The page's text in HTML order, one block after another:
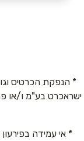
* הנפקת הכרטיס
ישראכרט בע"מ ו/או
* אי עמידה